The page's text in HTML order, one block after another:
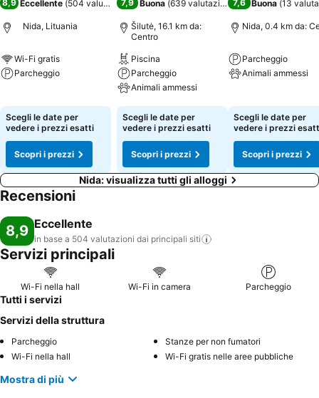
8,9 Eccellente (504 valutazioni)
Nida, Lituania
Wi-Fi gratis
Parcheggio
Scegli le date per
vedere i prezzi esatti
Scopri i prezzi
7,9 Buona (639 valutazioni )
Šilutė, 16.1 km da:
Centro
Piscina
Parcheggio
Animali ammessi
Scopri i prezzi
Scegli le date per
vedere i prezzi esatti
Scopri i prezzi
7,6 Buona (13
Nida, 0.4 km da:
Parcheggio
Animali ammessi
Scegli le date per
vedere i prezzi
Scopri i prezzi
Nida: visualizza tutti gli alloggi
Recensioni
8,9 Eccellente
in base a 504 valutazioni dai principali siti
Servizi principali
Wi-Fi nella hall Wi-Fi in camera Parcheggio
Tutti i servizi
Servizi della struttura
Parcheggio
Stanze per non fumatori
Wi-Fi nella hall
Wi-Fi gratis nelle aree pubbliche
Mostra di più